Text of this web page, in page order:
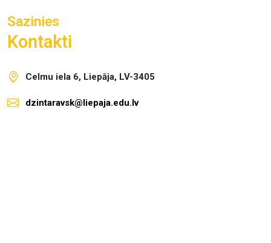
Sazinies
Kontakti
Celmu iela 6, Liepāja, LV-3405
dzintaravsk@liepaja.edu.lv